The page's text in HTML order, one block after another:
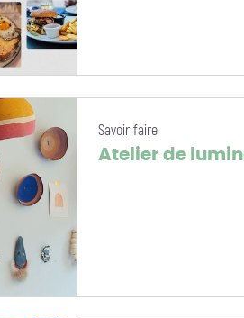
Savoir faire
Atelier de